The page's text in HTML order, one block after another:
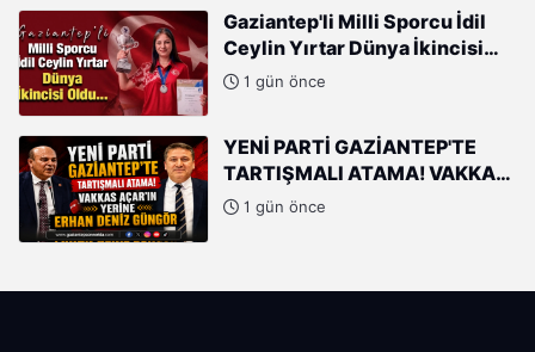
Gaziantep'li Milli Sporcu İdil
Ceylin Yırtar Dünya İkincisi
Oldu1 gün önce
YENİ PARTİ GAZİANTEP'TE
TARTIŞMALI ATAMA! VAKKAS
AÇAR'IN YERİNE ERHAN DENİZ
1 gün önce